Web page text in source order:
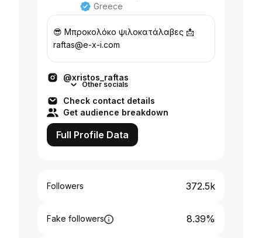
Greece
😎 Μπροκολόκο ψιλοκατάλαβες 📩
raftas@e-x-i.com
@xristos_raftas
Other socials
Check contact details
Get audience breakdown
Full Profile Data
Followers 372.5k
Fake followers 8.39%